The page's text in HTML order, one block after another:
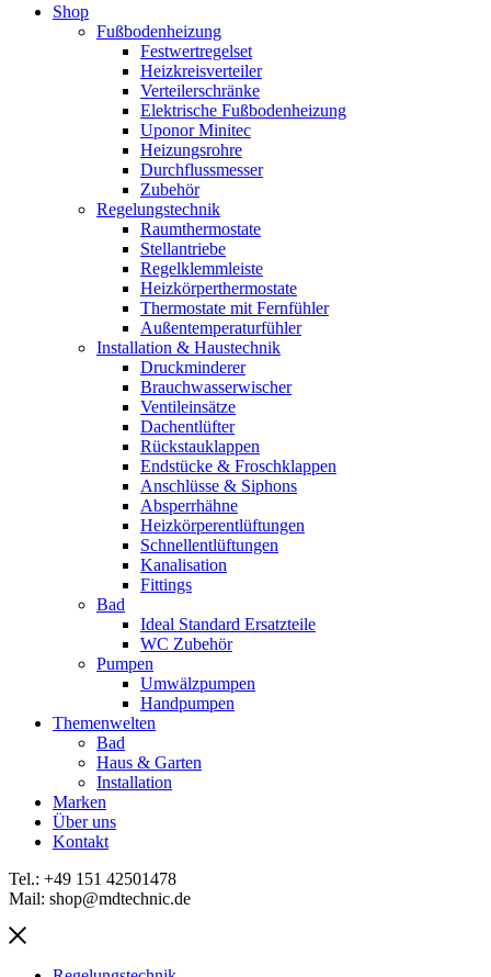
Shop
Fußbodenheizung
Festwertregelset
Heizkreisverteiler
Verteilerschränke
Elektrische Fußbodenheizung
Uponor Minitec
Heizungsrohre
Durchflussmesser
Zubehör
Regelungstechnik
Raumthermostate
Stellantriebe
Regelklemmleiste
Heizkörperthermostate
Thermostate mit Fernfühler
Außentemperaturfühler
Installation & Haustechnik
Druckminderer
Brauchwasserwischer
Ventileinsätze
Dachentlüfter
Rückstauklappen
Endstücke & Froschklappen
Anschlüsse & Siphons
Absperrhähne
Heizkörperentlüftungen
Schnellentlüftungen
Kanalisation
Fittings
Bad
Ideal Standard Ersatzteile
WC Zubehör
Pumpen
Umwälzpumpen
Handpumpen
Themenwelten
Bad
Haus & Garten
Installation
Marken
Über uns
Kontakt
Tel.: +49 151 42501478
Mail: shop@mdtechnic.de